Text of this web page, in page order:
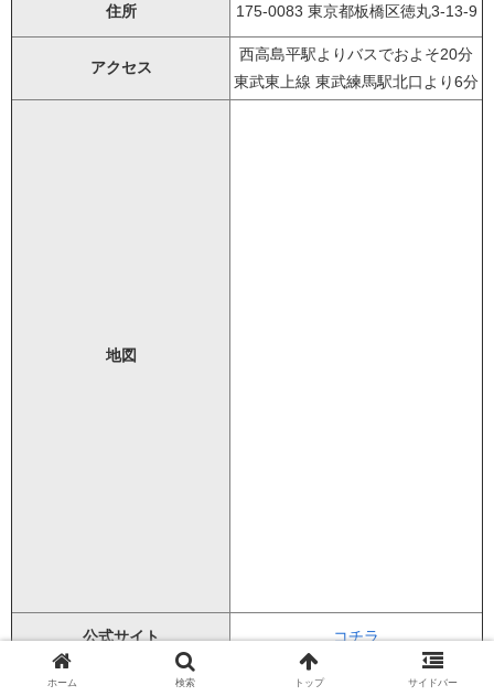
住所 175-0083 東京都板橋区徳丸3-13-9
アクセス
西高島平駅よりバスでおよそ20分
東武東上線 東武練馬駅北口より6分
地図
公式サイト コチラ
ホーム 検索 トップ サイドバー